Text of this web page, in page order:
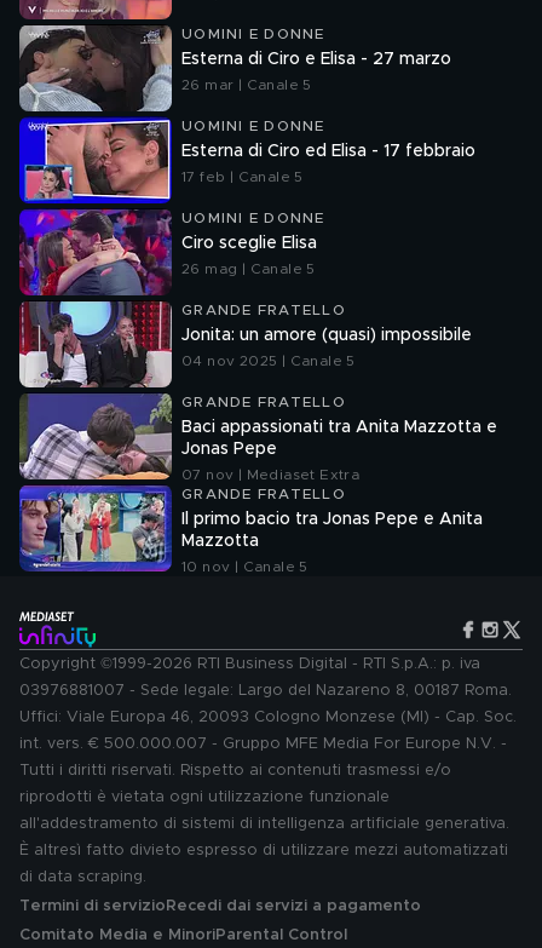
UOMINI E DONNE
Esterna di Ciro e Elisa - 27 marzo
26 mar | Canale 5
UOMINI E DONNE
Esterna di Ciro ed Elisa - 17 febbraio
17 feb | Canale 5
UOMINI E DONNE
Ciro sceglie Elisa
26 mag | Canale 5
GRANDE FRATELLO
Jonita: un amore (quasi) impossibile
04 nov 2025 | Canale 5
GRANDE FRATELLO
Baci appassionati tra Anita Mazzotta e
Jonas Pepe
07 nov | Mediaset Extra
GRANDE FRATELLO
Il primo bacio tra Jonas Pepe e Anita
Mazzotta
10 nov | Canale 5
Copyright ©1999-2026 RTI Business Digital - RTI S.p.A.: p. iva
03976881007 - Sede legale: Largo del Nazareno 8, 00187 Roma.
Uffici: Viale Europa 46, 20093 Cologno Monzese (MI) - Cap. Soc.
int. vers. € 500.000.007 - Gruppo MFE Media For Europe N.V. -
Tutti i diritti riservati. Rispetto ai contenuti trasmessi e/o
riprodotti è vietata ogni utilizzazione funzionale
all'addestramento di sistemi di intelligenza artificiale generativa.
È altresì fatto divieto espresso di utilizzare mezzi automatizzati
di data scraping.
Termini di servizio Recedi dai servizi a pagamento
Comitato Media e MinoriParental Control